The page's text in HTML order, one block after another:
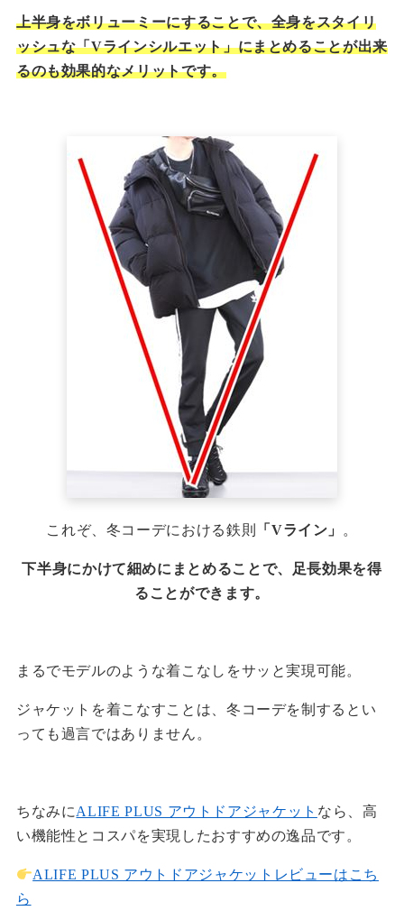
上半身をボリューミーにすることで、全身をスタイリ
ッシュな「Vラインシルエット」にまとめることが出来
るのも効果的なメリットです。
これぞ、冬コーデにおける鉄則 「Vライン」 。
下半身にかけて細めにまとめることで、足長効果を得
ることができます。
まるでモデルのような着こなしをサッと実現可能。
ジャケットを着こなすことは、冬コーデを制するとい
っても過言ではありません。
ちなみにALIFE PLUS アウトドアジャケット なら、高
い機能性とコスパを実現したおすすめの逸品です。
ALIFE PLUS アウトドアジャケットレビューはこち
ら